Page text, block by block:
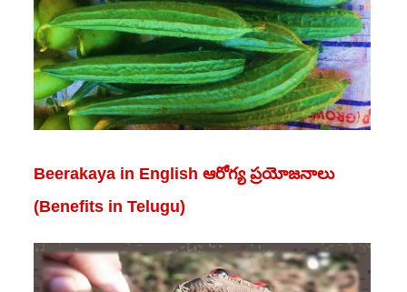
Beerakaya in English ఆరోగ్య ప్రయోజనాలు
(Benefits in Telugu)